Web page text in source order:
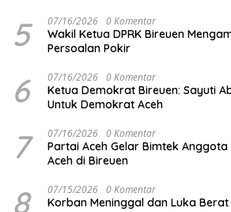
5 07/16/2026 0 Komentar
Wakil Ketua DPRK Bireuen
Persoalan Pokir
6 07/16/2026 0 Komentar
Ketua Demokrat Bireuen: Sayuti
Untuk Demokrat Aceh
7 07/16/2026 0 Komentar
Partai Aceh Gelar Bimtek Anggota
Aceh di Bireuen
8 07/15/2026 0 Komentar
Korban Meninggal dan Luka